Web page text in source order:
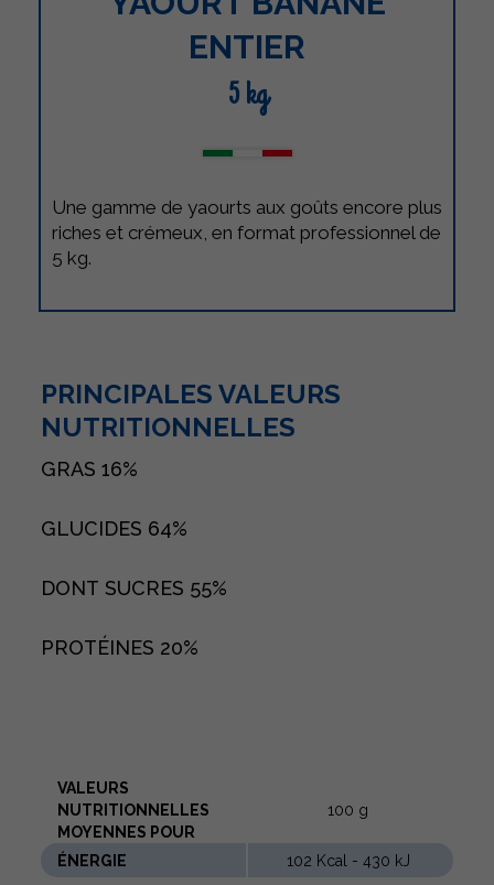
ENTIER
5 kg
Une gamme de yaourts aux goûts encore plus
riches et crémeux, en format professionnel de
5 kg.
PRINCIPALES VALEURS
NUTRITIONNELLES
GRAS 16%
GLUCIDES 64%
DONT SUCRES 55%
PROTÉINES 20%
VALEURS
NUTRITIONNELLES
MOYENNES POUR
100 g
ÉNERGIE
102 Kcal - 430 kJ